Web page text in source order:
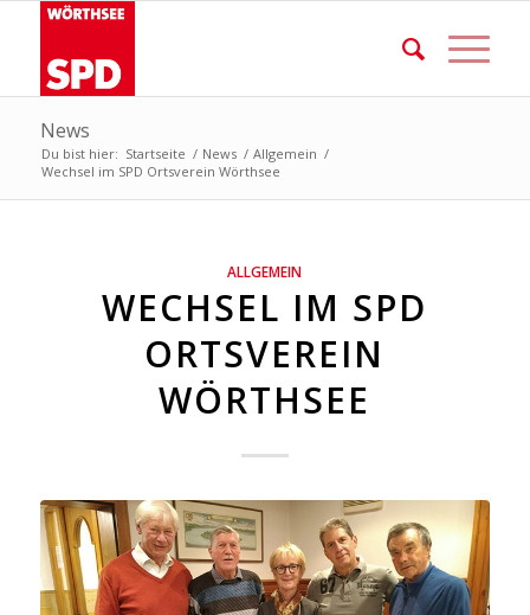
News
Du bist hier: Startseite / News / Allgemein /
Wechsel im SPD Ortsverein Wörthsee
ALLGEMEIN
WECHSEL IM SPD
ORTSVEREIN
WÖRTHSEE